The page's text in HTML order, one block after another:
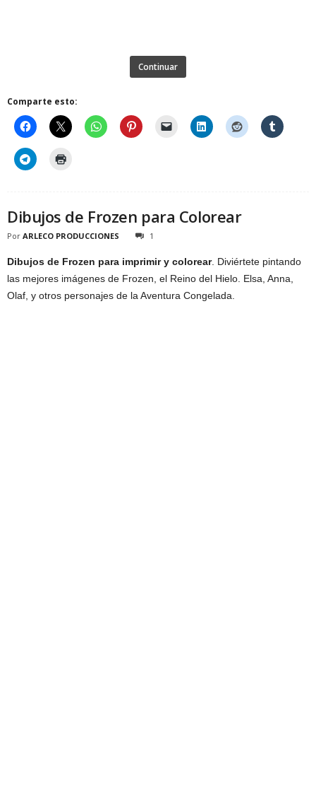
Continuar
Comparte esto:
Dibujos de Frozen para Colorear
Por ARLECO PRODUCCIONES 1
Dibujos de Frozen para imprimir y colorear. Diviértete pintando
las mejores imágenes de Frozen, el Reino del Hielo. Elsa, Anna,
Olaf, y otros personajes de la Aventura Congelada.